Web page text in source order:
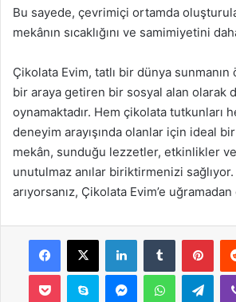
Bu sayede, çevrimiçi ortamda
mekânın sıcaklığını ve samimiyetini
Çikolata Evim, tatlı bir dünya sunmanın
bir araya getiren bir sosyal alan olarak
oynamaktadır. Hem çikolata tutkunları
deneyim arayışında olanlar için ideal
mekân, sunduğu lezzetler, etkinlikler
unutulmaz anılar biriktirmenizi sağlıyor.
arıyorsanız, Çikolata Evim’e
Facebook
X LinkedInTumblr
Pocket Skype MessengerWhatsApp